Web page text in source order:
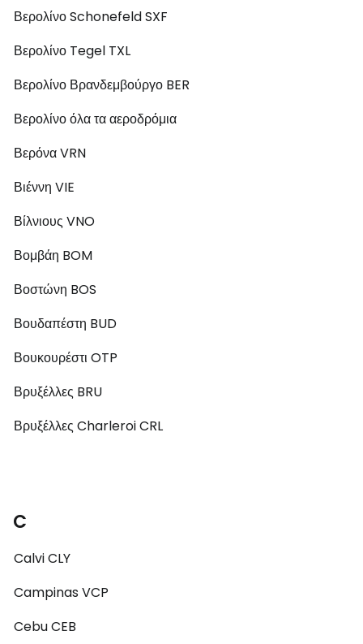
Βερολίνο Schonefeld SXF
Βερολίνο Tegel TXL
Βερολίνο Βρανδεμβούργο BER
Βερολίνο όλα τα αεροδρόμια
Βερόνα VRN
Βιέννη VIE
Βίλνιους VNO
Βομβάη BOM
Βοστώνη BOS
Βουδαπέστη BUD
Βουκουρέστι OTP
Βρυξέλλες BRU
Βρυξέλλες Charleroi CRL
C
Calvi CLY
Campinas VCP
Cebu CEB